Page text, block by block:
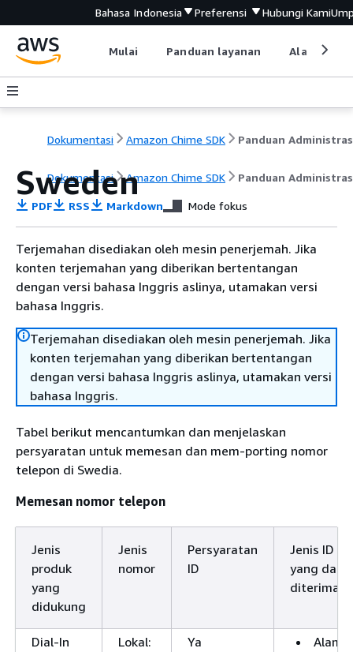
Bahasa Indonesia Preferensi Hubungi Kami
Mulai Panduan layanan Alat
Dokumentasi Amazon Chime SDK Panduan
Dokumentasi Amazon Chime SDK Panduan
Sweden
PDF RSS Markdown Mode fokus
Terjemahan disediakan oleh mesin penerjemah. Jika
konten terjemahan yang diberikan bertentangan
dengan versi bahasa Inggris aslinya, utamakan versi
bahasa Inggris.
Terjemahan disediakan oleh mesin penerjemah. Jika
konten terjemahan yang diberikan bertentangan
dengan versi bahasa Inggris aslinya, utamakan versi
bahasa Inggris.
Tabel berikut mencantumkan dan menjelaskan
persyaratan untuk memesan dan mem-porting nomor
telepon di Swedia.
Memesan nomor telepon
Jenis
produk
yang
didukung
Jenis
nomor
Persyaratan
ID
Jenis ID
yang
diterima
Dial-In
Lokal: Ya